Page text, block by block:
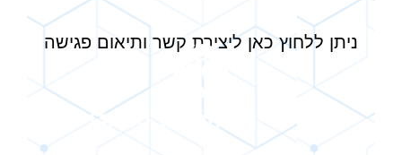
זה בדיוק הזמן לבוא אליי
ניתן ללחוץ כאן ליצירת קשר ותיאום פגישה